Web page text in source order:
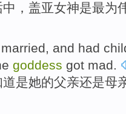
， 盖亚女神是最为
and had
goddess got mad.
是她的父亲还是母